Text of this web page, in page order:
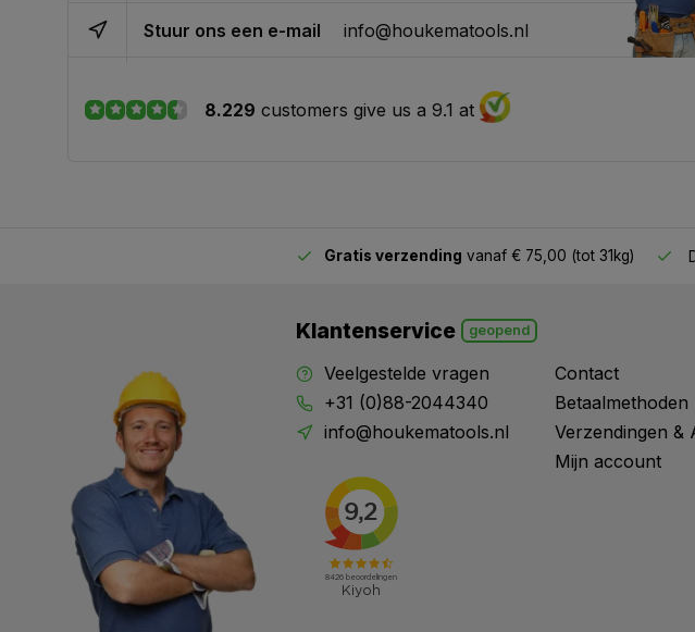
Stuur ons een e-mail info@houkematools.nl
8.229 customers give us a 9.1 at
Gratis verzending vanaf € 75,00 (tot 31kg)
Klantenservice geopend
Veelgestelde vragen
+31 (0)88-2044340
info@houkematools.nl
Contact
Betaalmethoden
Verzendingen &
Mijn account